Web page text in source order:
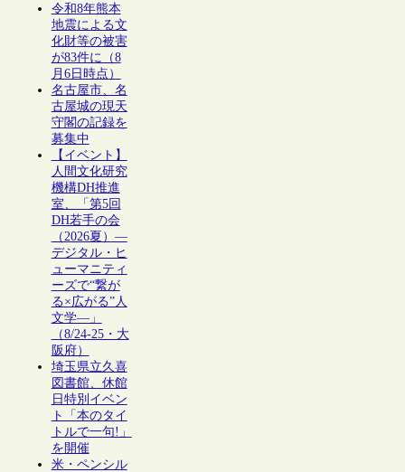
令和8年熊本
地震による文
化財等の被害
が83件に（8
月6日時点）
名古屋市、名
古屋城の現天
守閣の記録を
募集中
【イベント】
人間文化研究
機構DH推進
室、「第5回
DH若手の会
（2026夏）―
デジタル・ヒ
ューマニティ
ーズで“繋が
る×広がる”人
文学―」
（8/24-25・大
阪府）
埼玉県立久喜
図書館、休館
日特別イベン
ト「本のタイ
トルで一句!」
を開催
米・ペンシル